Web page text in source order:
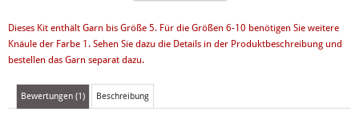
Dieses Kit enthält Garn bis Größe 5. Für die Größen 6-10 benötigen Sie weitere
Knäule der Farbe 1. Sehen Sie dazu die Details in der Produktbeschreibung und
bestellen das Garn separat dazu.
Bewertungen (1) Beschreibung